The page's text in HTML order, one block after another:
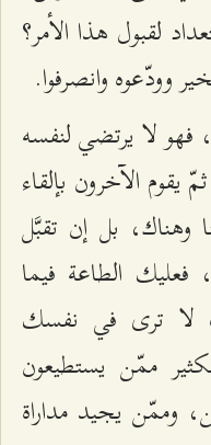
لقبول هذا الأمر؟
وودّعوه وانصرفوا.
فهو لا يرتضي لنفسه
يقوم الآخرون بإلقاء
بل إن تقبَّل
فعليك الطاعة فيما
لا ترى في نفسك
ممّن يستطيعون
وممّن يجيد مداراة